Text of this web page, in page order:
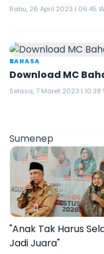
Rabu, 26 April 2023 | 06:45
BAHASA
Download MC
Selasa, 7 Maret 2023 | 10:38
Sumenep
"Anak Tak Harus
Jadi Juara"